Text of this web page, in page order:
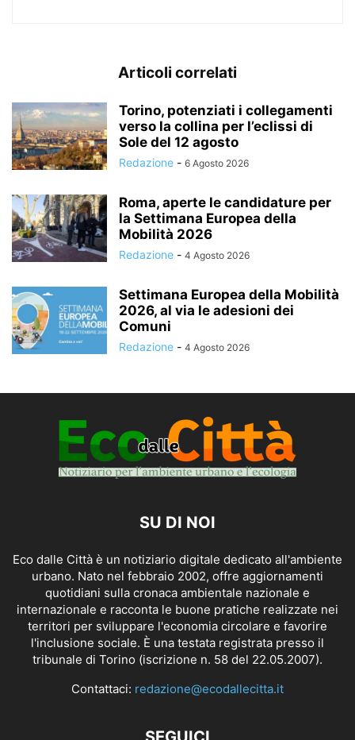
Articoli correlati
Torino, potenziati i collegamenti
verso la collina per l’eclissi di
Sole del 12 agosto
Redazione - 6 Agosto 2026
Roma, aperte le candidature per
la Settimana Europea della
Mobilità 2026
Redazione - 4 Agosto 2026
Settimana Europea della Mobilità
2026, al via le adesioni dei
Comuni
Redazione - 4 Agosto 2026
SU DI NOI
Eco dalle Città è un notiziario digitale dedicato all'ambiente
urbano. Nato nel febbraio 2002, offre aggiornamenti
quotidiani sulla cronaca ambientale nazionale e
internazionale e racconta le buone pratiche realizzate nei
territori per sviluppare l'economia circolare e favorire
l'inclusione sociale. È una testata registrata presso il
tribunale di Torino (iscrizione n. 58 del 22.05.2007).
Contattaci: redazione@ecodallecitta.it